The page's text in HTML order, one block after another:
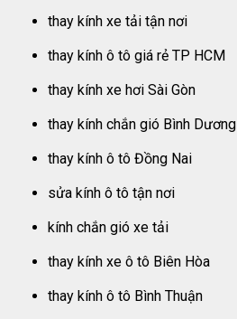
thay kính xe tải tận nơi
thay kính ô tô giá rẻ TP HCM
thay kính xe hơi Sài Gòn
thay kính chắn gió Bình Dương
thay kính ô tô Đồng Nai
sửa kính ô tô tận nơi
kính chắn gió xe tải
thay kính xe ô tô Biên Hòa
thay kính ô tô Bình Thuận